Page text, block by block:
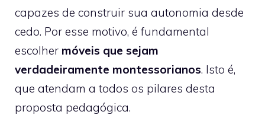
capazes de construir sua autonomia desde
cedo. Por esse motivo, é fundamental
escolher móveis que sejam
verdadeiramente montessorianos. Isto é,
que atendam a todos os pilares desta
proposta pedagógica.